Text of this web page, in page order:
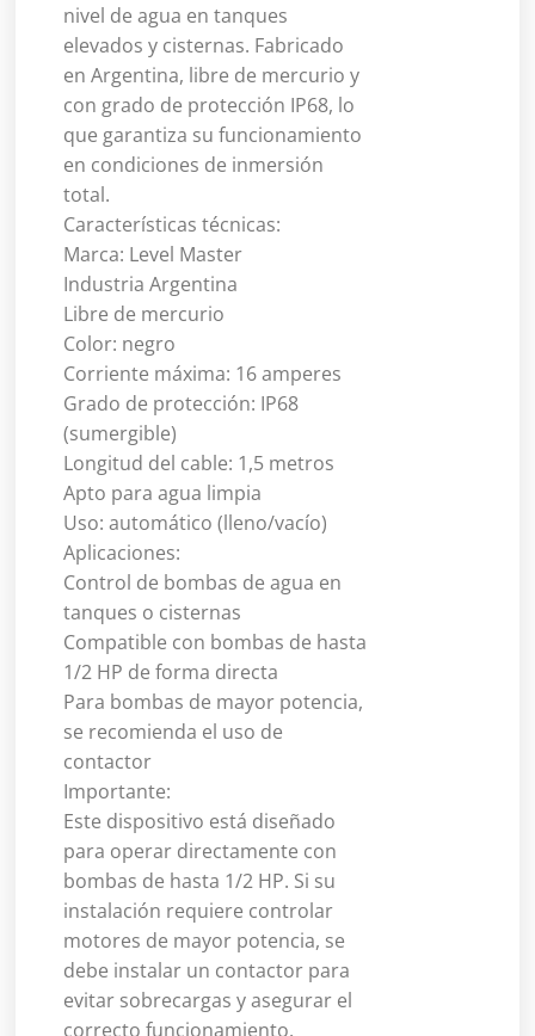
nivel de agua en tanques
elevados y cisternas. Fabricado
en Argentina, libre de mercurio y
con grado de protección IP68, lo
que garantiza su funcionamiento
en condiciones de inmersión
total.
Características técnicas:
Marca: Level Master
Industria Argentina
Libre de mercurio
Color: negro
Corriente máxima: 16 amperes
Grado de protección: IP68
(sumergible)
Longitud del cable: 1,5 metros
Apto para agua limpia
Uso: automático (lleno/vacío)
Aplicaciones:
Control de bombas de agua en
tanques o cisternas
Compatible con bombas de hasta
1/2 HP de forma directa
Para bombas de mayor potencia,
se recomienda el uso de
contactor
Importante:
Este dispositivo está diseñado
para operar directamente con
bombas de hasta 1/2 HP. Si su
instalación requiere controlar
motores de mayor potencia, se
debe instalar un contactor para
evitar sobrecargas y asegurar el
correcto funcionamiento.